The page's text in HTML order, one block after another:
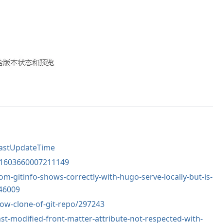
gitinfo-shows-correctly-with-hugo-serve-locally-but-is-
clone-of-git-repo/297243
modified-front-matter-attribute-not-respected-with-